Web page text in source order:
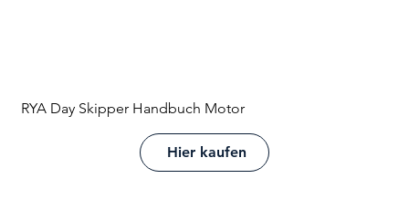
RYA Day Skipper Handbuch Motor
Hier kaufen